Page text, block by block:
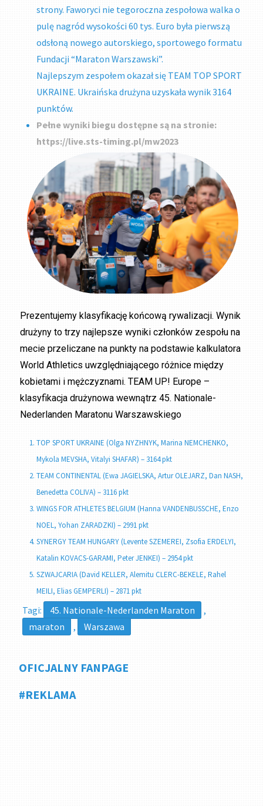
strony. Faworyci nie tegoroczna zespołowa walka o
pulę nagród wysokości 60 tys. Euro była pierwszą
odsłoną nowego autorskiego, sportowego formatu
Fundacji “Maraton Warszawski”.
Najlepszym zespołem okazał się TEAM TOP SPORT
UKRAINE. Ukraińska drużyna uzyskała wynik 3164
punktów.
Pełne wyniki biegu dostępne są na stronie:
https://live.sts-timing.pl/mw2023
Prezentujemy klasyfikację końcową rywalizacji. Wynik
drużyny to trzy najlepsze wyniki członków zespołu na
mecie przeliczane na punkty na podstawie kalkulatora
World Athletics uwzględniającego różnice między
kobietami i mężczyznami. TEAM UP! Europe –
klasyfikacja drużynowa wewnątrz 45. Nationale-
Nederlanden Maratonu Warszawskiego
TOP SPORT UKRAINE (Olga NYZHNYK, Marina NEMCHENKO,
Mykola MEVSHA, Vitalyi SHAFAR) – 3164 pkt
TEAM CONTINENTAL (Ewa JAGIELSKA, Artur OLEJARZ, Dan NASH,
Benedetta COLIVA) – 3116 pkt
WINGS FOR ATHLETES BELGIUM (Hanna VANDENBUSSCHE, Enzo
NOEL, Yohan ZARADZKI) – 2991 pkt
SYNERGY TEAM HUNGARY (Levente SZEMEREI, Zsofia ERDELYI,
Katalin KOVACS-GARAMI, Peter JENKEI) – 2954 pkt
SZWAJCARIA (David KELLER, Alemitu CLERC-BEKELE, Rahel
MEILI, Elias GEMPERLI) – 2871 pkt
Tagi: 45. Nationale-Nederlanden Maraton
,
maraton
, Warszawa
OFICJALNY FANPAGE
#REKLAMA